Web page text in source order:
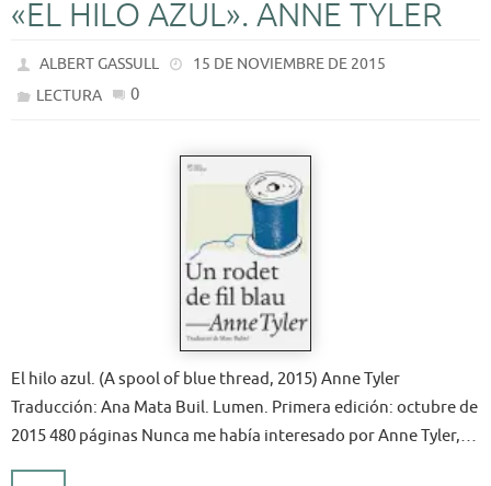
«EL HILO AZUL». ANNE TYLER
ALBERT GASSULL
15 DE NOVIEMBRE DE 2015
LECTURA
0
El hilo azul. (A spool of blue thread, 2015) Anne Tyler
Traducción: Ana Mata Buil. Lumen. Primera edición: octubre de
2015 480 páginas Nunca me había interesado por Anne Tyler,…